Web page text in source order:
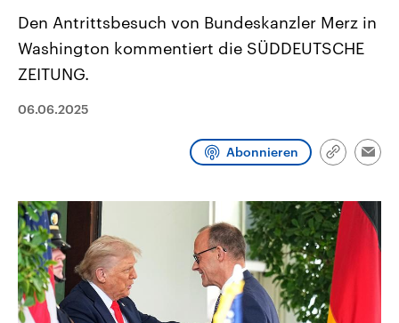
Bundesland von einer Koalition aus
CDU, SPD und FDP regiert.-
Umfragen, Prognosen,
Wahlprogramme, aktuelle Berichte
und Hintergründe zu den Parteien
und Kandidaten der anstehenden
Wahl.
Aktuelle Beiträge,
Hintergründe
Wirtschaftlich und
mit großem Einfluss auf
aktuelle Weltgeschehen.
Sendungen Programm Podcasts
Audio-Archiv
Den Antrittsbesuch von Bundeskanzler Merz in
Washington kommentiert die SÜDDEUTSCHE
ZEITUNG.
06.06.2025
Abonnieren
Link